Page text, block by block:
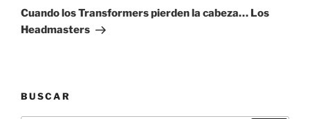
Post
Cuando los Transformers pierden la cabeza… Los
Headmasters
BUSCAR